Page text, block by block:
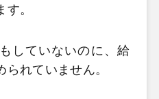
。
していないのに、給
れていません。